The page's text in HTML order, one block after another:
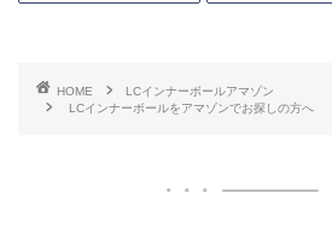
HOME
LCインナーボールアマゾン
LCインナーボールをアマゾンでお探しの方へ